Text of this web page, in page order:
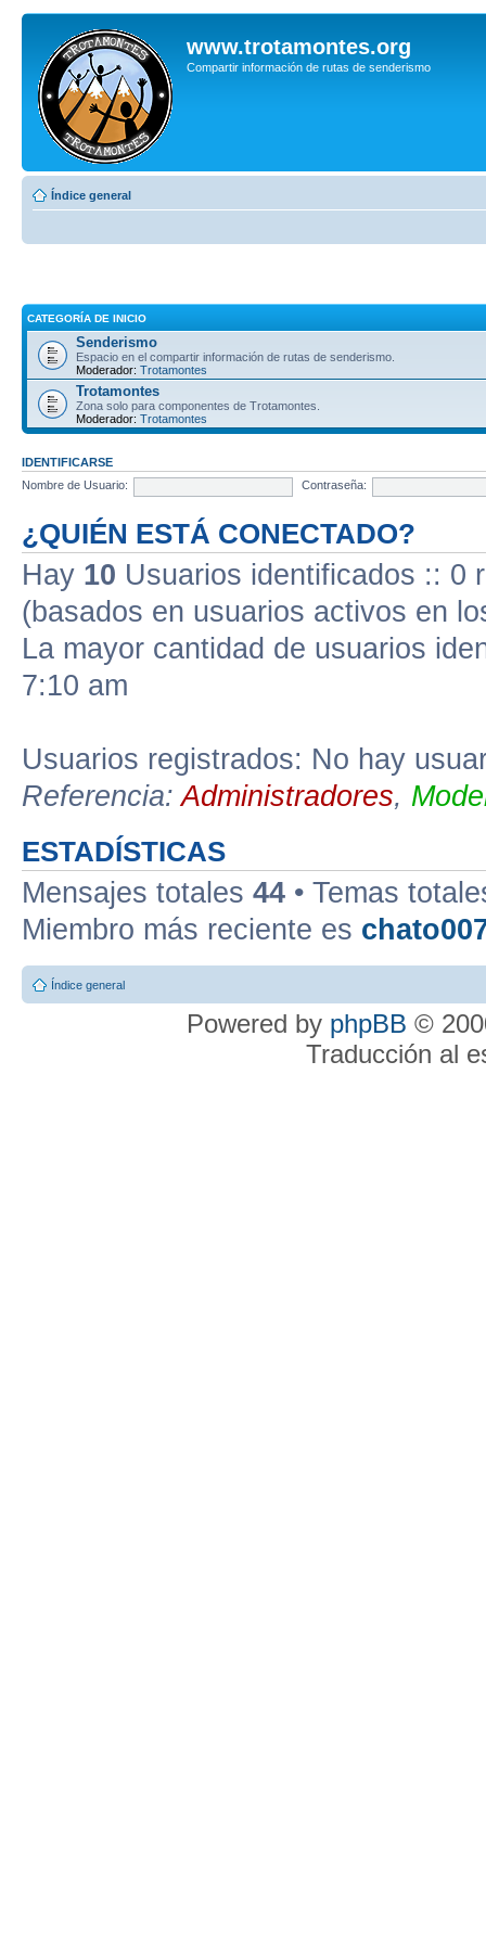
www.trotamontes.org
Compartir información de rutas de senderismo
Índice general
CATEGORÍA DE INICIO
Senderismo
Espacio en el compartir información de rutas de senderismo.
Moderador: Trotamontes
Trotamontes
Zona solo para componentes de Trotamontes.
Moderador: Trotamontes
IDENTIFICARSE
Nombre de Usuario:
Contraseña:
¿QUIÉN ESTÁ CONECTADO?
Hay 10 Usuarios identificados :: 0
(basados en usuarios activos en
La mayor cantidad de usuarios
7:10 am
Usuarios registrados: No hay
Referencia:Administradores,
ESTADÍSTICAS
Mensajes totales 44 • Temas
Miembro más reciente es
Índice general
Powered by phpBB ©
Traducción al